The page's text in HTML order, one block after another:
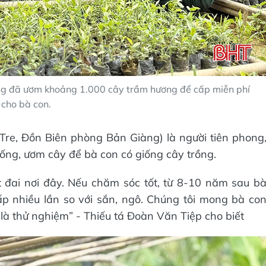
đã ươm khoảng 1.000 cây trầm hương để cấp miễn phí
cho bà con.
Đồn Biên phòng Bản Giàng) là người tiên phong,
ươm cây để bà con có giống cây trồng.
nơi đây. Nếu chăm sóc tốt, từ 8-10 năm sau bà
nhiều lần so với sắn, ngô. Chúng tôi mong bà con
thử nghiệm” - Thiếu tá Đoàn Văn Tiệp cho biết